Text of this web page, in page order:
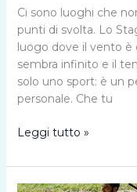
Ci sono luoghi che
punti di svolta. Lo
luogo dove il vento è
sembra infinito e il
solo uno sport: è un
personale. Che tu
Kitesurf
Stagnone:
il
Leggi tutto »